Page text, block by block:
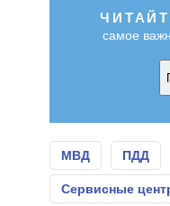
самое
МВД ПДД
Сервисные